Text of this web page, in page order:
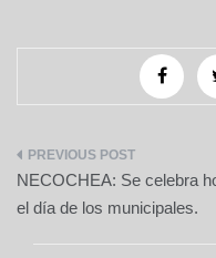
Navegación
de
entradas
NECOCHEA: Se celebra
el día de los municipales.